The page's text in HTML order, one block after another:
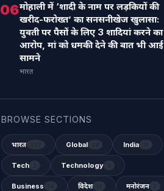
06मोहाली में ‘शादी के नाम पर लड़कियों की
खरीद-फरोख्त’ का सनसनीखेज खुलासा:
युवती पर पैसों के लिए 3 शादियां करने का
आरोप, मां को धमकी देने की बात भी आई
सामने
भारत
BROWSE SECTIONS
भारत Global India
Tech Technology
Business विदेश मनोरंजन